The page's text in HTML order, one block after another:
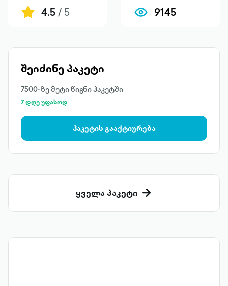
4.5/ 5 9145
შეიძინე პაკეტი
7500-ზე მეტი წიგნი პაკეტში
7 დღე უფასოდ
პაკეტის გააქტიურება
ყველა პაკეტი